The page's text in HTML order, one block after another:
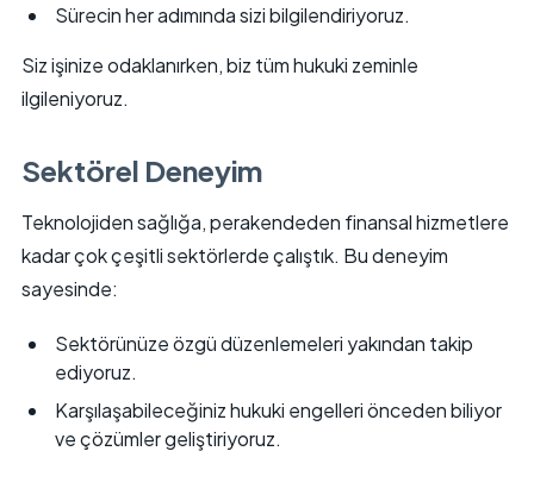
Sürecin her adımında sizi bilgilendiriyoruz.
Siz işinize odaklanırken, biz tüm hukuki zeminle
ilgileniyoruz.
Sektörel Deneyim
Teknolojiden sağlığa, perakendeden finansal hizmetlere
kadar çok çeşitli sektörlerde çalıştık. Bu deneyim
sayesinde:
Sektörünüze özgü düzenlemeleri yakından takip
ediyoruz.
Karşılaşabileceğiniz hukuki engelleri önceden biliyor
ve çözümler geliştiriyoruz.